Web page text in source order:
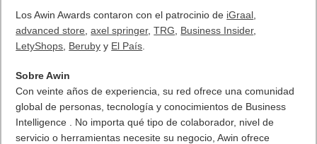
Los Awin Awards contaron con el patrocinio de iGraal
advanced store ,axel springer,TRG Business Insider,
LetyShops Beruby y El País
Sobre Awin
Con veinte años de experiencia, su red ofrece una comunidad
global de personas, tecnología y conocimientos de Business
Intelligence . No importa qué tipo de colaborador, nivel de
servicio o herramientas necesite su negocio, Awin ofrece